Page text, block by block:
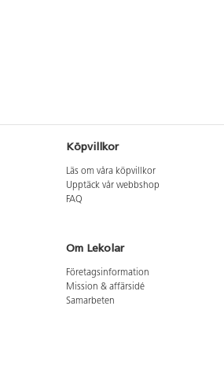
Köpvillkor
Läs om våra köpvillkor
Upptäck vår webbshop
FAQ
Om Lekolar
Företagsinformation
Mission & affärsidé
Samarbeten